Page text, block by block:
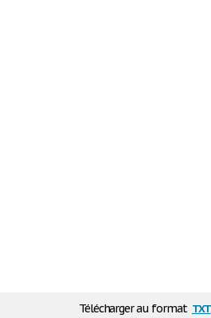
Télécharger au format txt